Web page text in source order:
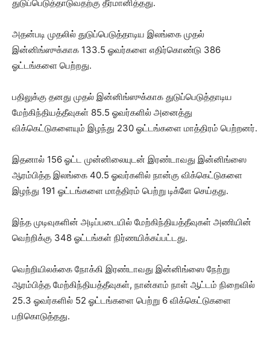
துடுப்பெடுத்தாடுவதற்கு தீர்மானித்தது.
அதன்படி முதலில் துடுப்பெடுத்தாடிய இலங்கை முதல்
இன்னிங்ஸுக்காக 133.5 ஓவர்களை எதிர்கொண்டு 386
ஓட்டங்களை பெற்றது.
பதிலுக்கு தனது முதல் இன்னிங்ஸுக்காக துடுப்பெடுத்தாடிய
மேற்கிந்தியத்தீவுகள் 85.5 ஓவர்களில் அனைத்து
விக்கெட்டுகளையும் இழந்து 230 ஓட்டங்களை மாத்திரம் பெற்றனர்.
இதனால் 156 ஓட்ட முன்னிலையுடன் இரண்டாவது இன்னிங்ஸை
ஆரம்பித்த இலங்கை 40.5 ஓவர்களில் நான்கு விக்கெட்டுகளை
இழந்து 191 ஓட்டங்களை மாத்திரம் பெற்று டிக்ளே செய்தது.
இந்த முடிவுகளின் அடிப்படையில் மேற்கிந்தியத்தீவுகள் அணியின்
வெற்றிக்கு 348 ஓட்டங்கள் நிர்ணயிக்கப்பட்டது.
வெற்றியிலக்கை நோக்கி இரண்டாவது இன்னிங்ஸை நேற்று
ஆரம்பித்த மேற்கிந்தியத்தீவுகள், நான்காம் நாள் ஆட்டம் நிறைவில்
25.3 ஓவர்களில் 52 ஓட்டங்களை பெற்று 6 விக்கெட்டுகளை
பறிகொடுத்தது.